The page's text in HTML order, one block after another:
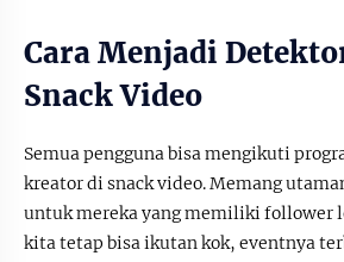
Cara Menjadi
Snack Video
Semua pengguna bisa mengikuti
kreator di snack video. Memang
untuk mereka yang memiliki follower
kita tetap bisa ikutan kok, eventnya